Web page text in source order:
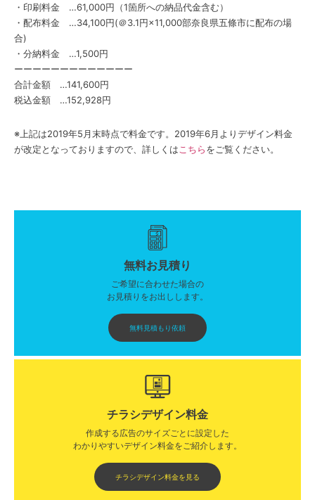
・印刷料金 …61,000円（1箇所への納品代金含む）
・配布料金 …34,100円(＠3.1円×11,000部奈良県五條市に配布の場
合)
・分納料金 …1,500円
ーーーーーーーーーーーーー
合計金額 …141,600円
税込金額 …152,928円
※上記は2019年5月末時点で料金です。2019年6月よりデザイン料金
が改定となっておりますので、詳しくは こちらをご覧ください。
無料お見積り
ご希望に合わせた場合の
お見積りをお出しします。
無料見積もり依頼
チラシデザイン料金
作成する広告のサイズごとに設定した
わかりやすいデザイン料金をご紹介します。​​
チラシデザイン料金を見る